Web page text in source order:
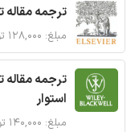
ترجمه
مبلغ: ۱۲۸,۰۰۰ تومان
ترجمه
استوار
مبلغ: ۱۴۰,۰۰۰ تومان